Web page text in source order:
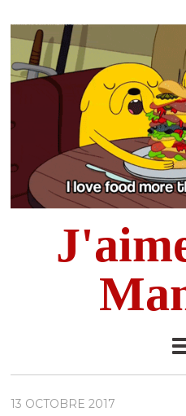
13 OCTOBRE 2017